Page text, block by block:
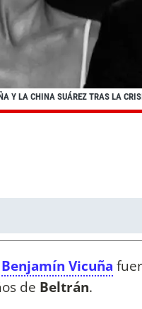
Y LA CHINA SUÁREZ TRAS LA
Vicuña
de Beltrán.